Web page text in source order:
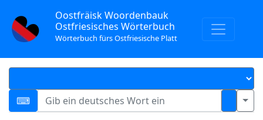
Oostfräisk Woordenbauk
Ostfriesisches Wörterbuch
Wörterbuch fürs Ostfriesische Platt